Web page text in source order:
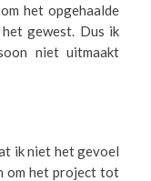
het opgehaalde
gewest. Dus ik
niet uitmaakt
ik niet het gevoel
om het project tot